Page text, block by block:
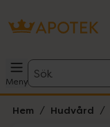
Meny
Sök
Hem Hudvård